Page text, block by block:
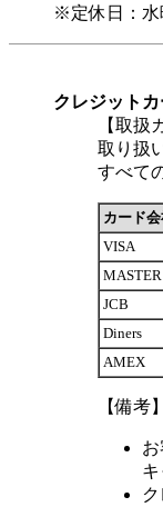
※定休日：水
クレジットカ
【取扱
取り扱
すべて
カード
VISA
MASTER
JCB
Diners
AMEX
【備考】
キ